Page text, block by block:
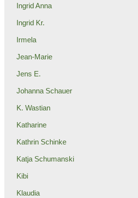
Ingrid Anna
Ingrid Kr.
Irmela
Jean-Marie
Jens E.
Johanna Schauer
K. Wastian
Katharine
Kathrin Schinke
Katja Schumanski
Kibi
Klaudia